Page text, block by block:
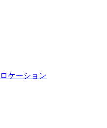
ロケーション